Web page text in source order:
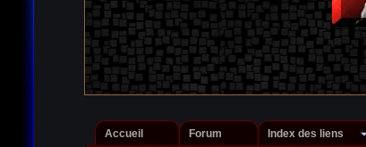
Accueil Forum Index des liens